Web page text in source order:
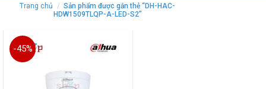
Trang chủ / Sản phẩm được gắn thẻ “DH-HAC-
HDW1509TLQP-A-LED-S2”
-45%